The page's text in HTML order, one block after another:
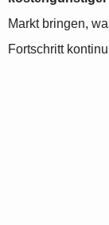
Markt bringen,
Fortschritt